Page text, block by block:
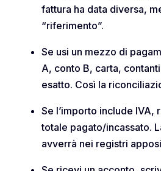
fattura ha data diversa,
“riferimento”.
Se usi un mezzo di
A, conto B, carta,
esatto. Così la
Se l’importo include IVA,
totale pagato/incassato.
avverrà nei registri